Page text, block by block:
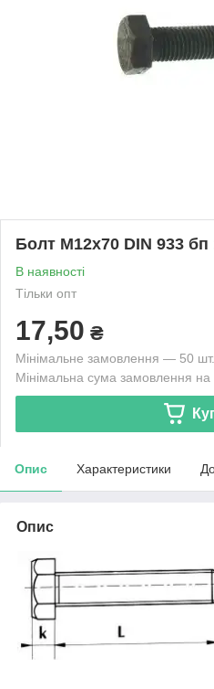
Болт М12х70 DIN 933 бп
В наявності
Тільки опт
17,50 ₴
Мінімальне замовлення — 50 шт.
Мінімальна сума замовлення
Опис Характеристики
Опис